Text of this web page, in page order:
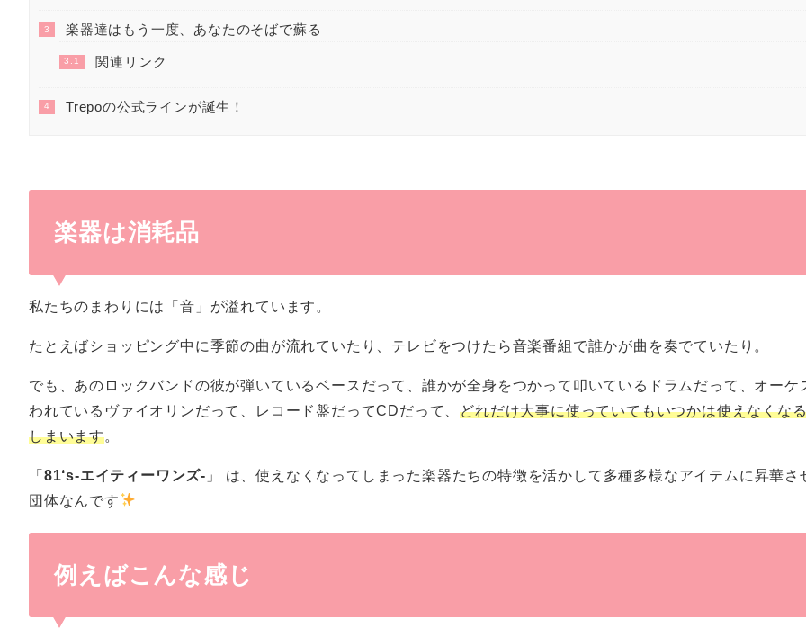
3 楽器達はもう一度、あなたのそばで蘇る
3.1 関連リンク
4 Trepoの公式ラインが誕生！
楽器は消耗品
私たちのまわりには「音」が溢れています。
たとえばショッピング中に季節の曲が流れていたり、テレビをつけたら音楽番組で誰かが曲を奏でていたり。
でも、あのロックバンドの彼が弾いているベースだって、誰かが全身をつかって叩いているドラムだって、オーケ
われているヴァイオリンだって、レコード盤だってCDだって、どれだけ大事に使っていてもいつかは使えなくな
しまいます。
「 81‘s-エイティーワンズ- 」 は、使えなくなってしまった楽器たちの特徴を活かして多種多様なアイテムに昇華さ
団体なんです
例えばこんな感じ